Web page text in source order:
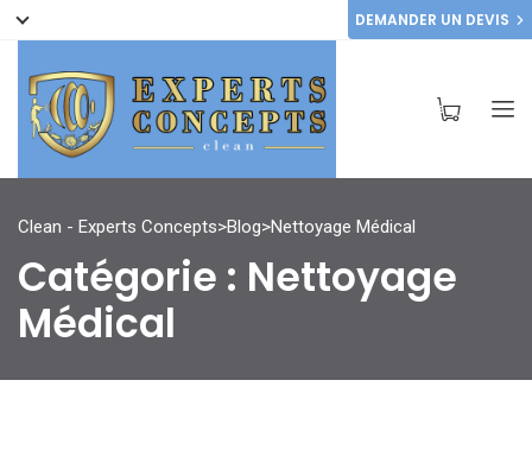
DEMANDER UN DEVIS
Clean - Experts Concepts>Blog>Nettoyage Médical
Catégorie : Nettoyage
Médical